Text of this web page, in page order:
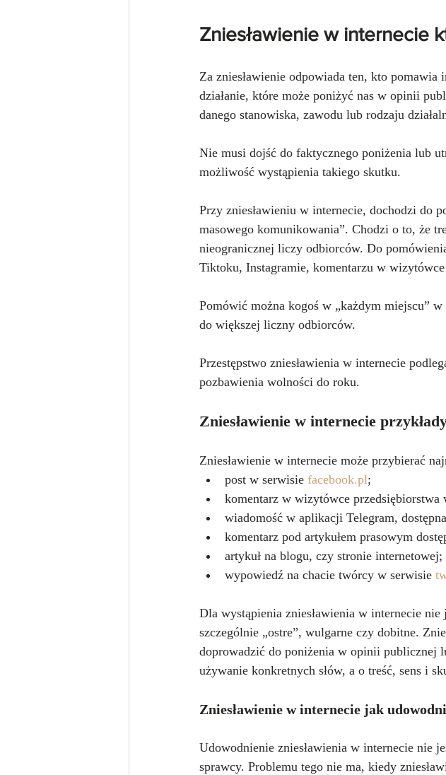
Zniesławienie w internecie
Za zniesławienie odpowiada ten, kto
działanie, które może poniżyć nas w opinii
danego stanowiska, zawodu lub rodzaju
Nie musi dojść do faktycznego poniżenia lub
możliwość wystąpienia takiego skutku.
Przy zniesławieniu w internecie, dochodzi do
masowego komunikowania”. Chodzi o to, że
nieogranicznej liczy odbiorców. Do
Tiktoku, Instagramie, komentarzu w
Pomówić można kogoś w „każdym miejscu”
do większej liczny odbiorców.
Przestępstwo zniesławienia w internecie
pozbawienia wolności do roku.
Zniesławienie w internecie
Zniesławienie w internecie może przybierać
post w serwisie facebook.pl;
komentarz w wizytówce przedsiębiorstwa
wiadomość w aplikacji Telegram,
komentarz pod artykułem prasowym
artykuł na blogu, czy stronie internetowej;
wypowiedź na chacie twórcy w serwisie
Dla wystąpienia zniesławienia w internecie
szczególnie „ostre”, wulgarne czy dobitne.
doprowadzić do poniżenia w opinii publicznej
używanie konkretnych słów, a o treść, sens i
Zniesławienie w internecie jak
Udowodnienie zniesławienia w internecie nie
sprawcy. Problemu tego nie ma, kiedy